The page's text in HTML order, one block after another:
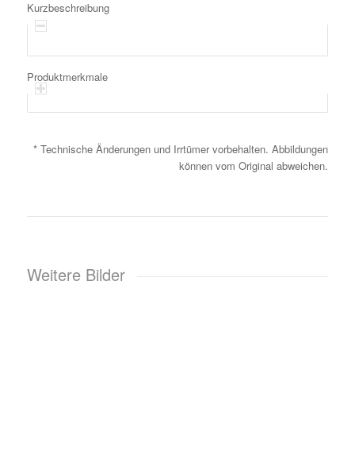
Kurzbeschreibung
Produktmerkmale
* Technische Änderungen und Irrtümer vorbehalten. Abbildungen
können vom Original abweichen.
Weitere Bilder